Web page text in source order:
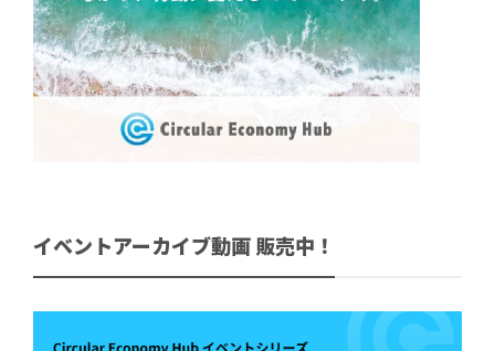
イベントアーカイブ動画 販売中！